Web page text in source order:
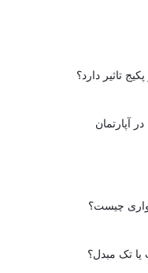
تاثیر دارد؟
آپارتمان
چیست؟
یا تک مبدل؟